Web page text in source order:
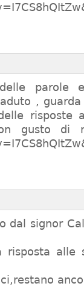
parole
, guarda
risposte
gusto di
dal signor
alle